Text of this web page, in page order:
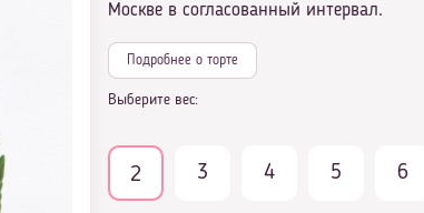
Москве в согласованный интервал.
Подробнее о торте
Выберите вес:
2 3 4 5 6